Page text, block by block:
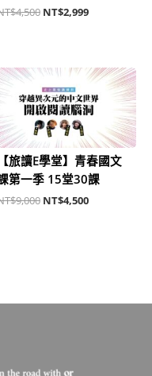
4,500 NT$2,999
【旅讀E學堂】青春國文
第一季 15堂30課
9,000
原
始
價
格：
NT$9,000。
NT$4,500
目
價
格：
NT$4,500。